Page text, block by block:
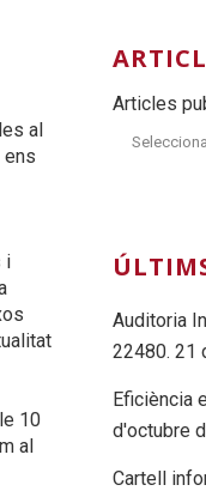
al
i
10
al
Articles
Auditoria
22480. 21
Eficiència
d'octubre
Cartell